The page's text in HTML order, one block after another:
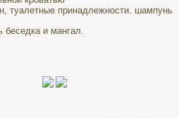
туалетные принадлежности. шампунь
и мангал.